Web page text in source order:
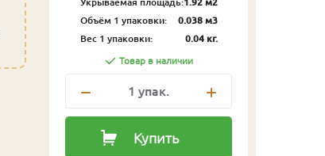
Объём 1 упаковки:
0.038 м3
Вес 1 упаковки:
0.04 кг.
Товар в наличии
1 упак.
Купить